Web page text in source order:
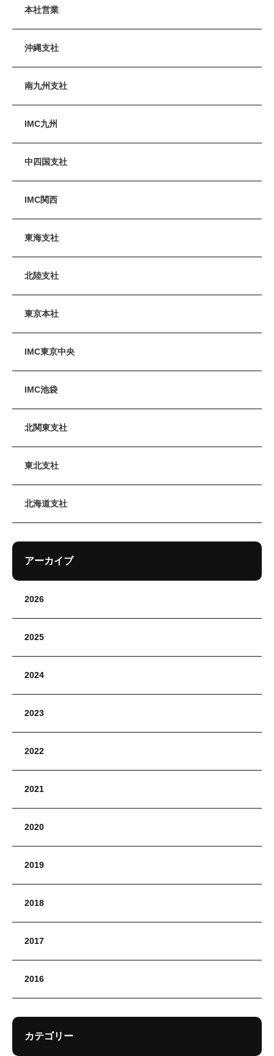
本社営業
沖縄支社
南九州支社
IMC九州
中四国支社
IMC関西
東海支社
北陸支社
東京本社
IMC東京中央
IMC池袋
北関東支社
東北支社
北海道支社
アーカイブ
2026
2025
2024
2023
2022
2021
2020
2019
2018
2017
2016
カテゴリー